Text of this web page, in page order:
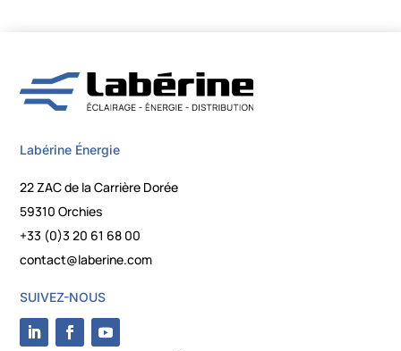
Labérine Énergie
22 ZAC de la Carrière Dorée
59310 Orchies
+33 (0)3 20 61 68 00
contact@laberine.com
SUIVEZ-NOUS